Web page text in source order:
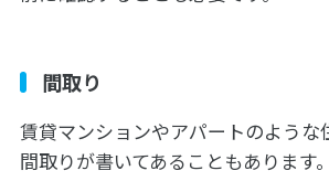
間取り
賃貸マンションやアパートのような
間取りが書いてあることもあります。